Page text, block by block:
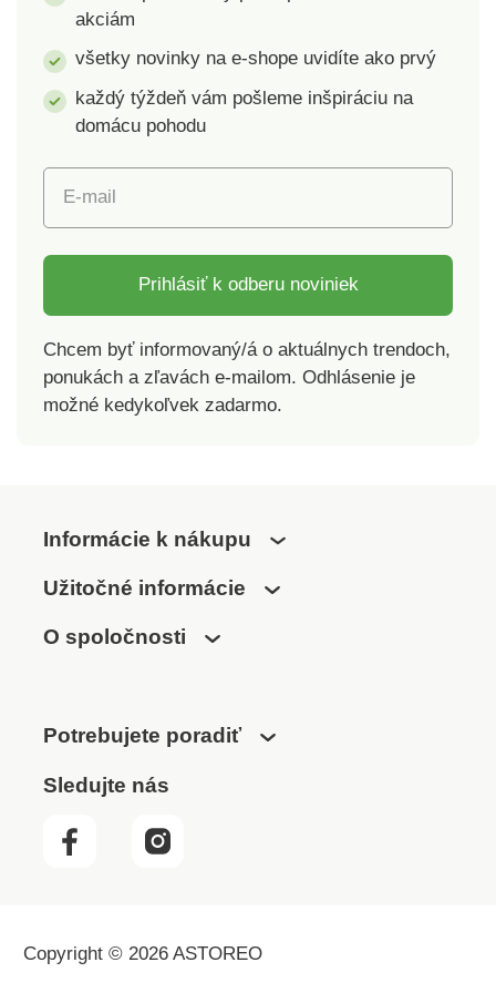
akciám
všetky novinky na e-shope uvidíte ako prvý
každý týždeň vám pošleme inšpiráciu na
domácu pohodu
E-mail
Prihlásiť k odberu noviniek
Chcem byť informovaný/á o aktuálnych trendoch,
ponukách a zľavách e-mailom. Odhlásenie je
možné kedykoľvek zadarmo.
Informácie k nákupu
Užitočné informácie
O spoločnosti
Potrebujete poradiť
Sledujte nás
Copyright © 2026 ASTOREO